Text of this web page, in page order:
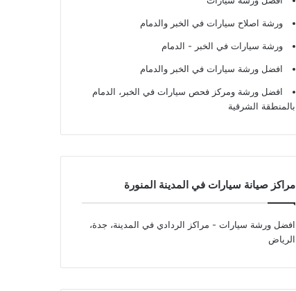
ورشة اصلاح سيارات في الخبر والدمام
ورشة سيارات في الخبر - الدمام
افضل ورشة سيارات في الخبر والدمام
افضل ورشة ومركز فحص سيارات في الخبر، الدمام
بالمنطقة الشرقية
مراكز صيانة سيارات في المدينة المنورة
افضل ورشة سيارات - مراكز الردادي في المدينة، جدة،
الرياض